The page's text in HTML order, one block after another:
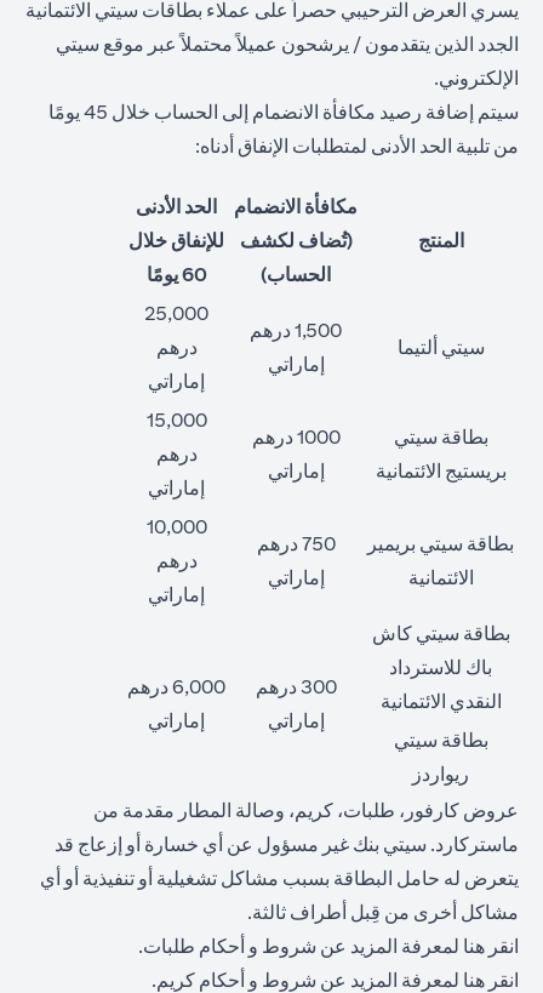
يسري العرض الترحيبي حصراً على عملاء بطاقات سيتي الائتمانية
الجدد الذين يتقدمون / يرشحون عميلاً محتملاً عبر موقع سيتي
الإلكتروني.
سيتم إضافة رصيد مكافأة الانضمام إلى الحساب خلال 45 يومًا
من تلبية الحد الأدنى لمتطلبات الإنفاق أدناه:
المنتج
مكافأة الانضمام
(تُضاف لكشف
الحساب)
الحد الأدنى
للإنفاق خلال
60 يومًا
سيتي ألتيما
1,500 درهم
إماراتي
25,000
درهم
إماراتي
بطاقة سيتي
بريستيج الائتمانية
1000 درهم
إماراتي
15,000
درهم
إماراتي
بطاقة سيتي بريمير
الائتمانية
750 درهم
إماراتي
10,000
درهم
إماراتي
بطاقة سيتي كاش
باك للاسترداد
النقدي الائتمانية
300 درهم
إماراتي
6,000 درهم
إماراتي
بطاقة سيتي
ريواردز
عروض كارفور، طلبات، كريم، وصالة المطار مقدمة من
ماستركارد. سيتي بنك غير مسؤول عن أي خسارة أو إزعاج قد
يتعرض له حامل البطاقة بسبب مشاكل تشغيلية أو تنفيذية أو أي
مشاكل أخرى من قِبل أطراف ثالثة.
انقر هنا لمعرفة المزيد عن شروط و أحكام طلبات.
انقر هنا لمعرفة المزيد عن شروط و أحكام كريم.